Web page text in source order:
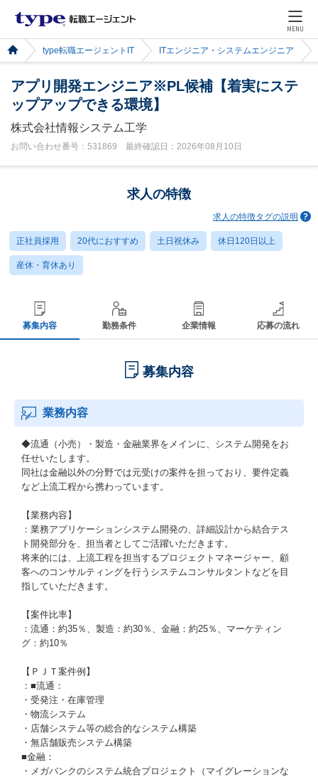
MENU
type転職エージェントIT ITエンジニア・システムエンジニア
アプリ開発エンジニア※PL候補【着実にステ
ップアップできる環境】
株式会社情報システム工学
お問い合わせ番号：531869 最終確認日：2026年08月10日
求人の特徴
求人の特徴タグの説明
正社員採用 20代におすすめ 土日祝休み 休日120日以上
産休・育休あり
募集内容 勤務条件 企業情報 応募の流れ
募集内容
業務内容
◆流通（小売）・製造・金融業界をメインに、システム開発をお
任せいたします。
同社は金融以外の分野では元受けの案件を担っており、要件定義
など上流工程から携わっています。
【業務内容】
：業務アプリケーションシステム開発の、詳細設計から結合テス
ト開発部分を、担当者としてご活躍いただきます。
将来的には、上流工程を担当するプロジェクトマネージャー、顧
客へのコンサルティングを行うシステムコンサルタントなどを目
指していただきます。
【案件比率】
：流通：約35％、製造：約30％、金融：約25％、マーケティン
グ：約10％
【ＰＪＴ案件例】
：■流通：
・受発注・在庫管理
・物流システム
・店舗システム等の総合的なシステム構築
・無店舗販売システム構築
■金融：
・メガバンクのシステム統合プロジェクト（マイグレーションな